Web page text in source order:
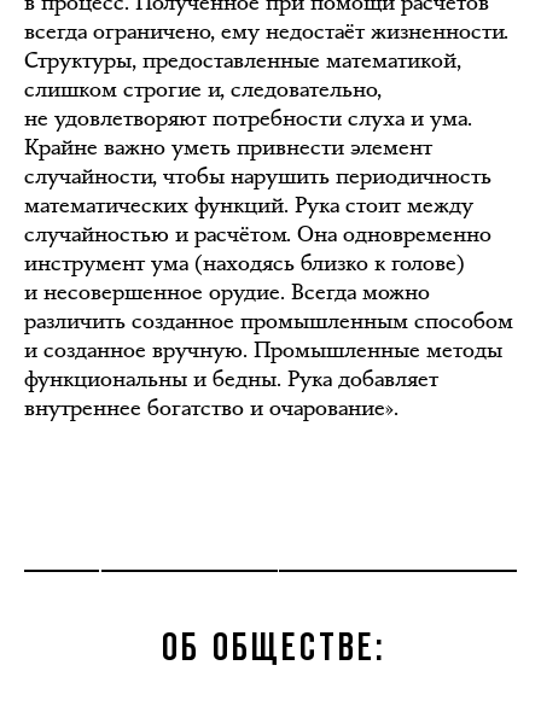
всегда ограничено, ему недостаёт жизненности.
Структуры, предоставленные математикой,
слишком строгие и, следовательно,
не удовлетворяют потребности слуха и ума.
Крайне важно уметь привнести элемент
случайности, чтобы нарушить периодичность
математических функций. Рука стоит между
случайностью и расчётом. Она одновременно
инструмент ума (находясь близко к голове)
и несовершенное орудие. Всегда можно
различить созданное промышленным способом
и созданное вручную. Промышленные методы
функциональны и бедны. Рука добавляет
внутреннее богатство и очарование».
ОБ ОБЩЕСТВЕ: